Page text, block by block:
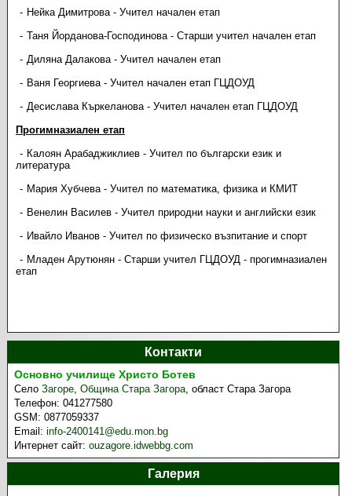
Нейка Димитрова - Учител начален етап
Таня Йорданова-Господинова - Старши учител начален етап
Диляна Далакова - Учител начален етап
Ваня Георгиева - Учител начален етап ГЦДОУД
Десислава Къркеланова - Учител начален етап ГЦДОУД
Прогимназиален етап
Калоян Арабаджиклиев - Учител по български език и
литература
Мария Хубчева - Учител по математика, физика и КМИТ
Венелин Василев - Учител природни науки и английски език
Ивайло Иванов - Учител по физическо възпитание и спорт
Младен Арутюнян - Старши учител ГЦДОУД - прогимназиален
етап
Контакти
Основно училище Христо Ботев
СелоЗагоре,Община Стара Загора,област Стара Загора
Телефон:041277580
GSM:0877059337
Email:info-2400141@edu.mon.bg
Интернет сайт:ouzagore.idwebbg.com
Галерия